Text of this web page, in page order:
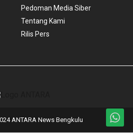
Pedoman Media Siber
Tentang Kami
Rilis Pers
ANTARA News Bengkulu